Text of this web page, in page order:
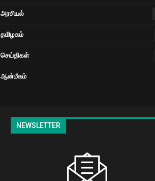
அரசியல்
தமிழகம்
செய்திகள்
ஆன்மீகம்
NEWSLETTER